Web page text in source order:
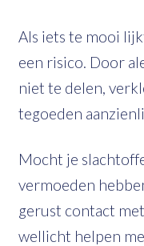
Als iets te mooi
een risico. Door
niet te delen,
tegoeden
Mocht je
vermoeden
gerust contact
wellicht helpen